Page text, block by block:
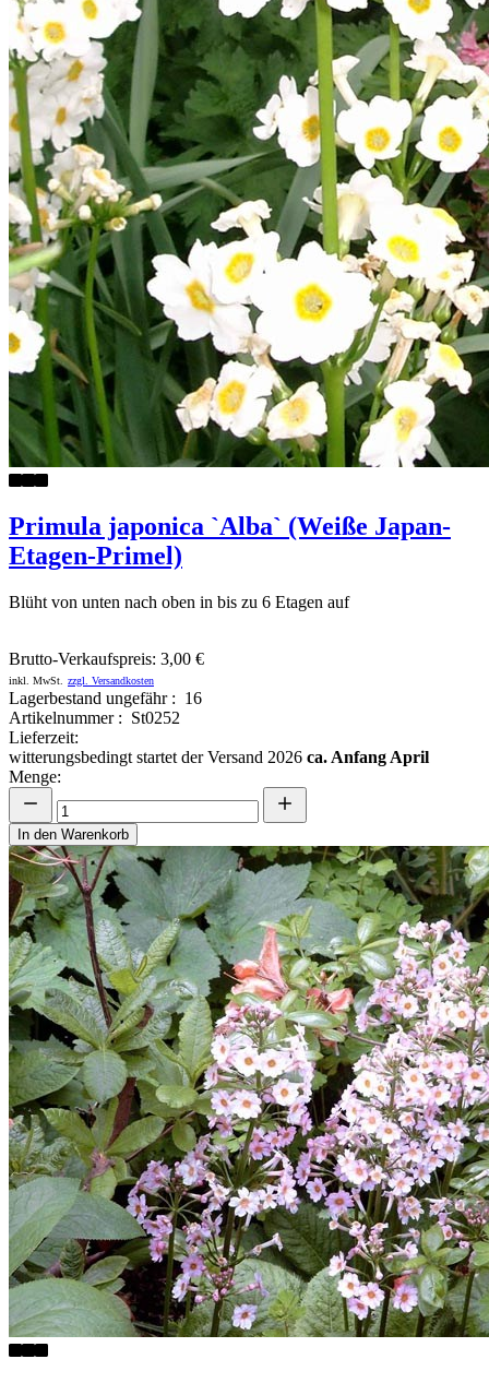
Primula japonica `Alba` (Weiße Japan-
Etagen-Primel)
Blüht von unten nach oben in bis zu 6 Etagen auf
Brutto-Verkaufspreis: 3,00 €
inkl. MwSt. zzgl. Versandkosten
Lagerbestand ungefähr : 16
Artikelnummer : St0252
Lieferzeit:
witterungsbedingt startet der Versand 2026 ca. Anfang April
Menge:
In den Warenkorb